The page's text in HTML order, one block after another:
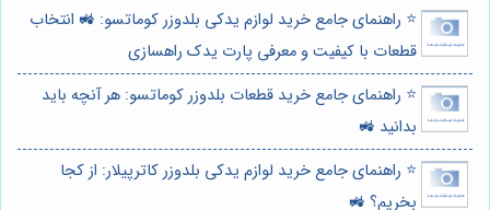
⭐️ راهنمای جامع خرید لوازم یدکی بلدوزر کوماتسو: 🚜 انتخاب
قطعات با کیفیت و معرفی پارت یدک راهسازی
⭐️ راهنمای جامع خرید قطعات بلدوزر کوماتسو: هر آنچه باید
بدانید 🚜
⭐️ راهنمای جامع خرید لوازم یدکی بلدوزر کاترپیلار: از کجا
بخریم؟ 🚜